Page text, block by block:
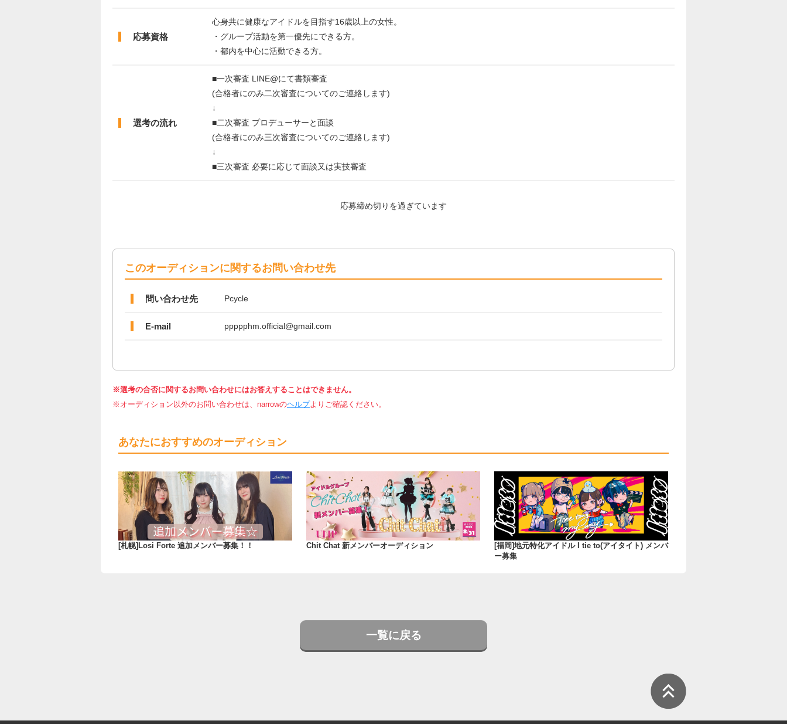
応募資格
心身共に健康なアイドルを目指す16歳以上の女性。
・グループ活動を第一優先にできる方。
・都内を中心に活動できる方。
選考の流れ
■一次審査 LINE@にて書類審査
(合格者にのみ二次審査についてのご連絡します)
↓
■二次審査 プロデューサーと面談
(合格者にのみ三次審査についてのご連絡します)
↓
■三次審査 必要に応じて面談又は実技審査
応募締め切りを過ぎています
このオーディションに関するお問い合わせ先
問い合わせ先 Pcycle
E-mail ppppphm.official@gmail.com
※選考の合否に関するお問い合わせにはお答えすることはできません。
※オーディション以外のお問い合わせは、narrowのヘルプよりご確認ください。
あなたにおすすめのオーディション
[札幌]Losi Forte 追加メンバー募集！！ Chit Chat 新メンバーオーディション
[福岡]地元特化アイドル I tie to(アイタイト) メンバ
ー募集
一覧に戻る